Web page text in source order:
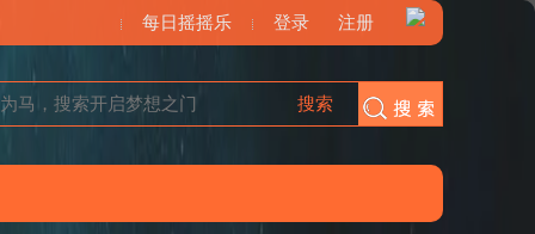
每日摇摇乐 登录 注册
搜索